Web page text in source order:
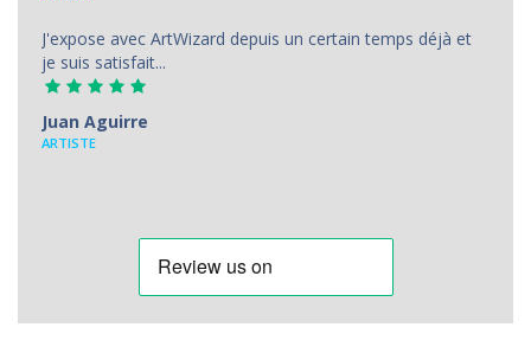
J'expose avec ArtWizard depuis un certain temps déjà et
je suis satisfait...
Juan Aguirre
АRTISTE